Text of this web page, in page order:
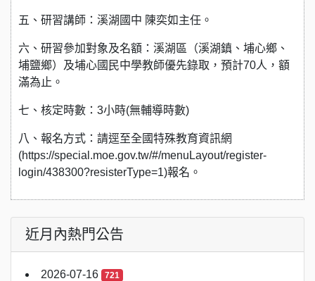
五、研習講師：溪湖國中 陳奕如主任。
六、研習參加對象及名額：溪湖區（溪湖鎮、埔心鄉、
埔鹽鄉）及埔心國民中學教師優先錄取，預計70人，額
滿為止。
七、核定時數：3小時(無輔導時數)
八、報名方式：請逕至全國特殊教育資訊網
(https://special.moe.gov.tw/#/menuLayout/register-
login/438300?resisterType=1)報名。
近月內熱門公告
2026-07-16 721